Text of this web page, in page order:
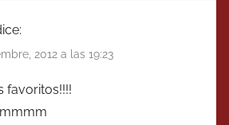
2012 a las 19:23
favoritos!!!!